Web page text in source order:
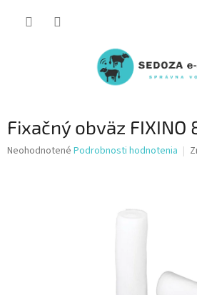
Fixačný obväz FIXINO
Priemerné
Neohodnotené Podrobnosti hodnotenia